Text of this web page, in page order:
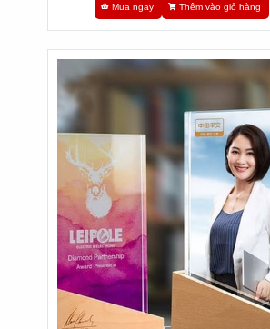
- Với sự phát triển của kỹ thuật
- Nếu bạn đang tìm kiếm một
dạng công ty chuyên làm ra với
Mua ngay Thêm vào giỏ hàng